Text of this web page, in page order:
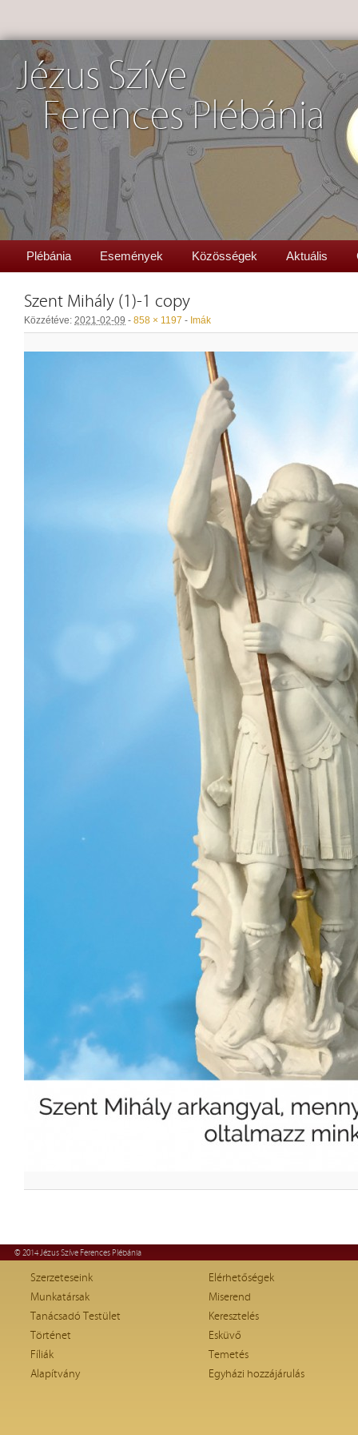
Jézus Szíve
Ferences Plébánia
Plébánia Események Közösségek Aktuális
Szent Mihály (1)-1 copy
Közzétéve: 2021-02-09 - 858 × 1197 - Imák
© 2014 Jézus Szíve Ferences Plébánia
Szerzeteseink
Munkatársak
Tanácsadó Testület
Történet
Fíliák
Alapítvány
Elérhetőségek
Miserend
Keresztelés
Esküvő
Temetés
Egyházi hozzájárulás